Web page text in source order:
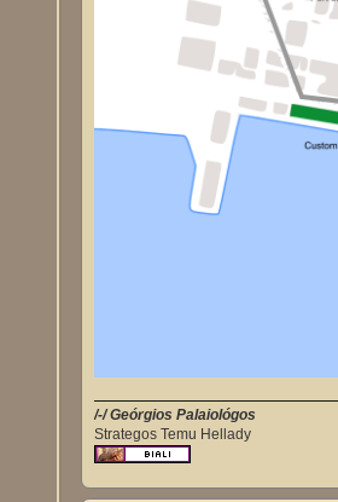
/-/ Geórgios Palaiológos
Strategos Temu Hellady